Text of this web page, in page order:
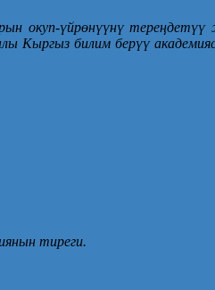
окуп-үйрөнүүнү
билим берүү
тиреги.